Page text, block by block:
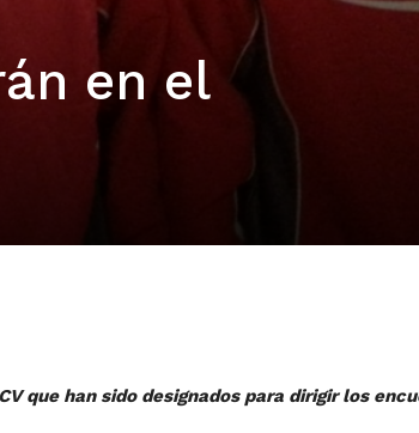
en el
que han sido designados para dirigir los